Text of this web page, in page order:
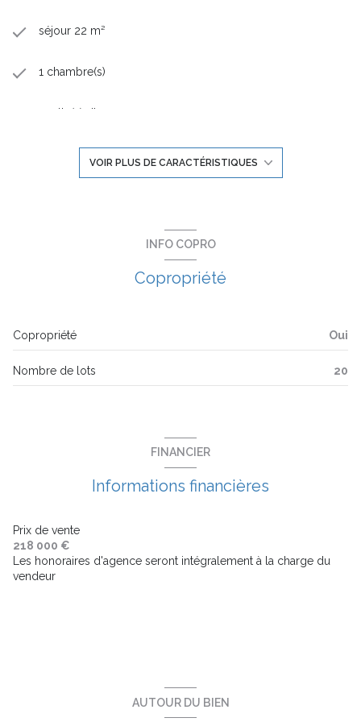
séjour 22 m²
1 chambre(s)
1 salle(s) d'eau
interphone
VOIR PLUS DE CARACTÉRISTIQUES
INFO COPRO
Copropriété
Copropriété Oui
Nombre de lots 20
FINANCIER
Informations financières
Prix de vente
218 000 €
Les honoraires d'agence seront intégralement à la charge du
vendeur
AUTOUR DU BIEN